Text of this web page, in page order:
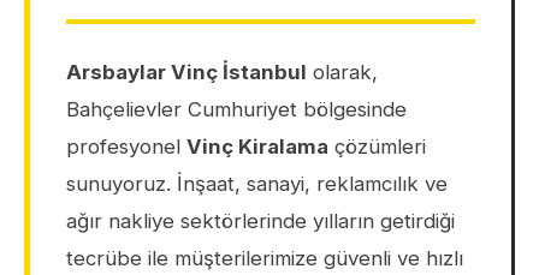
Arsbaylar Vinç İstanbul olarak,
Bahçelievler Cumhuriyet bölgesinde
profesyonel Vinç Kiralama çözümleri
sunuyoruz. İnşaat, sanayi, reklamcılık ve
ağır nakliye sektörlerinde yılların getirdiği
tecrübe ile müşterilerimize güvenli ve hızlı